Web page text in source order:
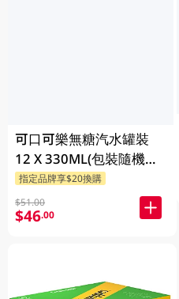
可口可樂無糖汽水罐裝
12 X 330ML(包裝隨機發
送)
指定品牌享$20換購
$51.00
$46.00